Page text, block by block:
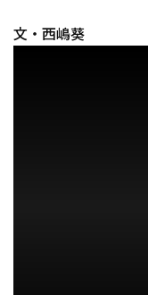
文・西嶋葵